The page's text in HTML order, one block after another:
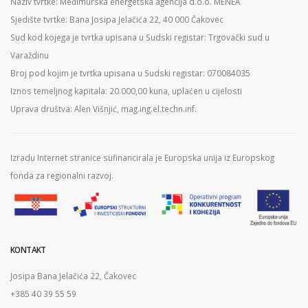
Sjedište tvrtke: Bana Josipa Jelačića 22, 40 000 Čakovec
Sud kod kojega je tvrtka upisana u Sudski registar: Trgovački sud u
Varaždinu
Broj pod kojim je tvrtka upisana u Sudski registar: 070084035
Iznos temeljnog kapitala: 20.000,00 kuna, uplaćen u cijelosti
Uprava društva: Alen Višnjić, mag.ing.el.techn.inf.
Izradu Internet stranice sufinancirala je Europska unija iz Europskog
fonda za regionalni razvoj.
KONTAKT
Josipa Bana Jelačića 22, Čakovec
+385 40 39 55 59